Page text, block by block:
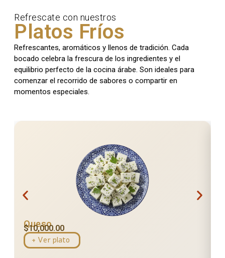
Refrescate con nuestros
Platos Fríos
Refrescantes, aromáticos y llenos de tradición. Cada
bocado celebra la frescura de los ingredientes y el
equilibrio perfecto de la cocina árabe. Son ideales para
comenzar el recorrido de sabores o compartir en
momentos especiales.
Queso
$10,000.00
+ Ver plato